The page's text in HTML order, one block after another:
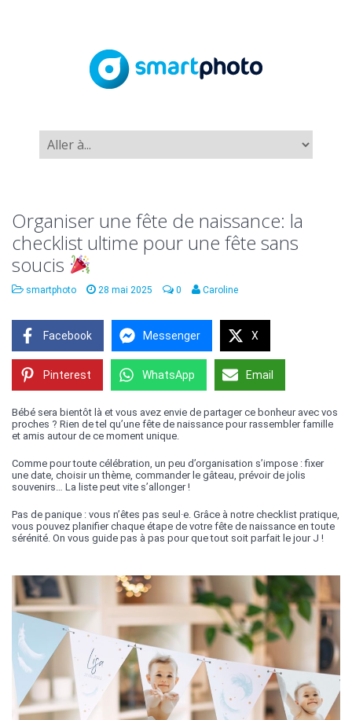
Organiser une fête de naissance: la
checklist ultime pour une fête sans
soucis
smartphoto 28 mai 2025 0 Caroline
Facebook Messenger X
Pinterest WhatsApp Email
Bébé sera bientôt là et vous avez envie de partager ce bonheur avec vos
proches ? Rien de tel qu’une fête de naissance pour rassembler famille
et amis autour de ce moment unique.
Comme pour toute célébration, un peu d’organisation s’impose : fixer
une date, choisir un thème, commander le gâteau, prévoir de jolis
souvenirs… La liste peut vite s’allonger !
Pas de panique : vous n’êtes pas seul·e. Grâce à notre checklist pratique,
vous pouvez planifier chaque étape de votre fête de naissance en toute
sérénité. On vous guide pas à pas pour que tout soit parfait le jour J !